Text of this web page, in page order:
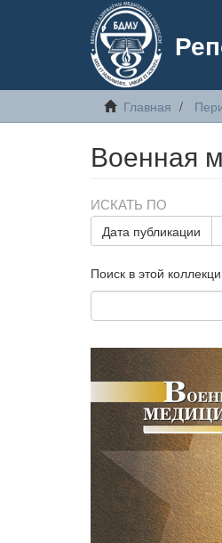
Главная
Военная
ИСКАТЬ ПО
Дата публикации
Поиск в этой